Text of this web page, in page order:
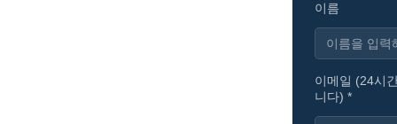
이름
이메일 (24시
니다) *